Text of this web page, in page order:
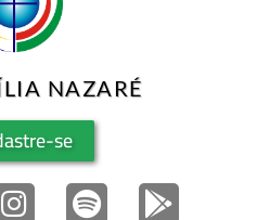
NAZARÉ
se